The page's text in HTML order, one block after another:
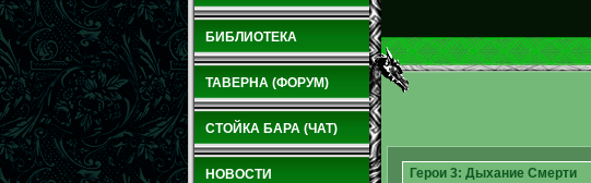
БИБЛИОТЕКА
ТАВЕРНА (ФОРУМ)
СТОЙКА БАРА (ЧАТ)
НОВОСТИ